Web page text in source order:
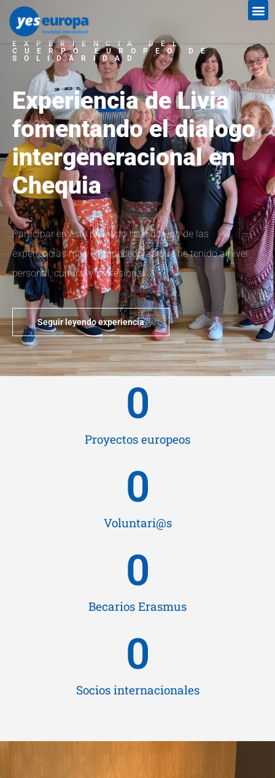
EXPERIENCIA DEL
CUERPO EUROPEO DE
SOLIDARIDAD
Experiencia de Livia
fomentando el dialogo
intergeneracional en
Chequia
Participar en este proyecto ha sido una de las
experiencias más enriquecedoras que he tenido a nivel
personal, cultural y profesional.
Seguir leyendo experiencia
Proyectos europeos
0
Voluntari@s
0
Becarios Erasmus
0
Socios internacionales
0